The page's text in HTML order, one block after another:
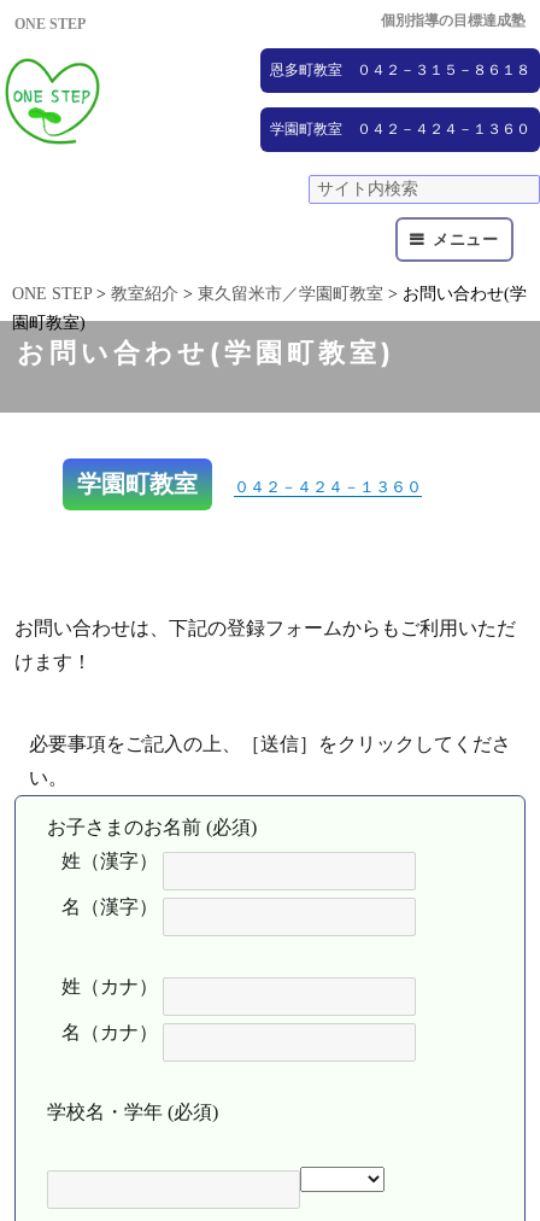
ONE STEP 個別指導の目標達成塾
恩多町教室 ０４２－３１５－８６１８
学園町教室 ０４２－４２４－１３６０
メニュー
ONE STEP> 教室紹介 > 東久留米市／学園町教室 > お問い合わせ(学
園町教室)
お問い合わせ(学園町教室)
学園町教室 ０４２－４２４－１３６０
お問い合わせは、下記の登録フォームからもご利用いただ
けます！
必要事項をご記入の上、［送信］をクリックしてくださ
い。
お子さまのお名前 (必須)
姓（漢字）
名（漢字）
姓（カナ）
名（カナ）
学校名・学年 (必須)